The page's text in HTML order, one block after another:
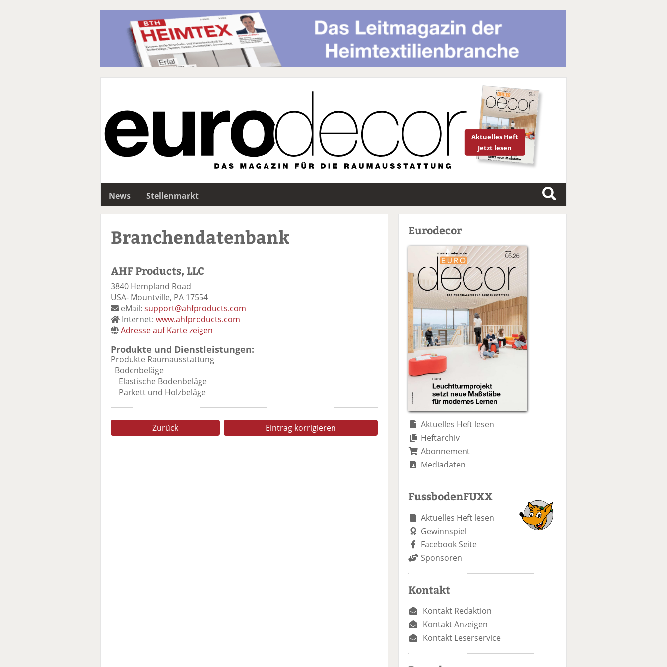
Aktuelles Heft
Jetzt lesen
News
Stellenmarkt
S
u
Branchendatenbank
AHF Products, LLC
3840 Hempland Road
USA- Mountville, PA 17554
eMail: support@ahfproducts.com
Internet: www.ahfproducts.com
Adresse auf Karte zeigen
Produkte und Dienstleistungen:
Produkte Raumausstattung
Bodenbeläge
Elastische Bodenbeläge
Parkett und Holzbeläge
Zurück Eintrag korrigieren
Eurodecor
Aktuelles Heft lesen
Heftarchiv
Abonnement
Mediadaten
FussbodenFUXX
Aktuelles Heft lesen
Gewinnspiel
Facebook Seite
Sponsoren
Kontakt
Kontakt Redaktion
Kontakt Anzeigen
Kontakt Leserservice